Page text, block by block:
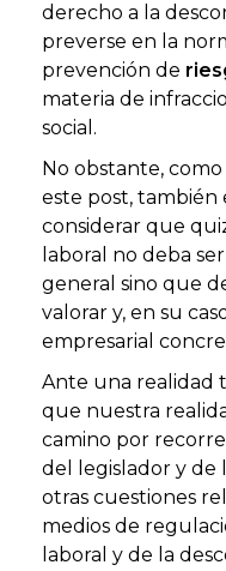
derecho a la
preverse en la
prevención de
materia de
social.
No obstante,
este post, también
considerar que
laboral no deba
general sino que
valorar y, en su
empresarial
Ante una realidad
que nuestra
camino por
del legislador y de
otras cuestiones
medios de
laboral y de la